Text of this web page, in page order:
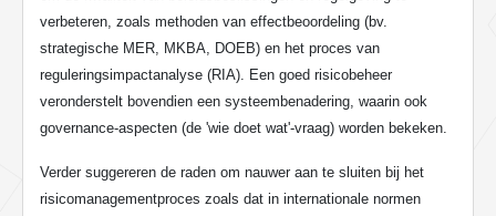
verbeteren, zoals methoden van effectbeoordeling (bv.
strategische MER, MKBA, DOEB) en het proces van
reguleringsimpactanalyse (RIA). Een goed risicobeheer
veronderstelt bovendien een systeembenadering, waarin ook
governance-aspecten (de 'wie doet wat'-vraag) worden bekeken.
Verder suggereren de raden om nauwer aan te sluiten bij het
risicomanagementproces zoals dat in internationale normen